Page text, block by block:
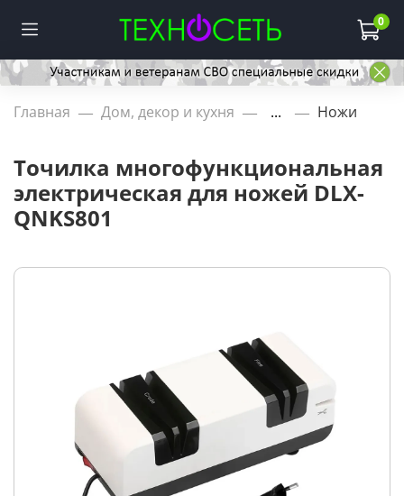
0
Главная Дом, декор и кухня ... Ножи
Точилка многофункциональная
электрическая для ножей DLX-
QNKS801